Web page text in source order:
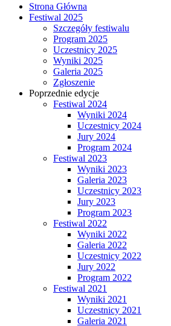
Strona Główna
Festiwal 2025
Szczegóły festiwalu
Program 2025
Uczestnicy 2025
Wyniki 2025
Galeria 2025
Zgłoszenie
Poprzednie edycje
Festiwal 2024
Wyniki 2024
Uczestnicy 2024
Jury 2024
Program 2024
Festiwal 2023
Wyniki 2023
Galeria 2023
Uczestnicy 2023
Jury 2023
Program 2023
Festiwal 2022
Wyniki 2022
Galeria 2022
Uczestnicy 2022
Jury 2022
Program 2022
Festiwal 2021
Wyniki 2021
Uczestnicy 2021
Galeria 2021